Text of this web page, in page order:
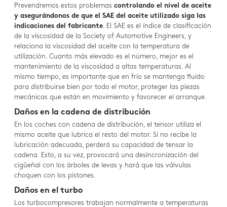
Prevendremos estos problemas controlando el nivel de aceite
y asegurándonos de que el SAE del aceite utilizado siga las
indicaciones del fabricante. El SAE es el índice de clasificación
de la viscosidad de la Society of Automotive Engineers, y
relaciona la viscosidad del aceite con la temperatura de
utilización. Cuanto más elevado es el número, mejor es el
mantenimiento de la viscosidad a altas temperaturas. Al
mismo tiempo, es importante que en frío se mantenga fluido
para distribuirse bien por todo el motor, proteger las piezas
mecánicas que están en movimiento y favorecer el arranque.
Daños en la cadena de distribución
En los coches con cadena de distribución, el tensor utiliza el
mismo aceite que lubrica el resto del motor. Si no recibe la
lubricación adecuada, perderá su capacidad de tensar la
cadena. Esto, a su vez, provocará una desincronización del
cigüeñal con los árboles de levas y hará que las válvulas
choquen con los pistones.
Daños en el turbo
Los turbocompresores trabajan normalmente a temperaturas